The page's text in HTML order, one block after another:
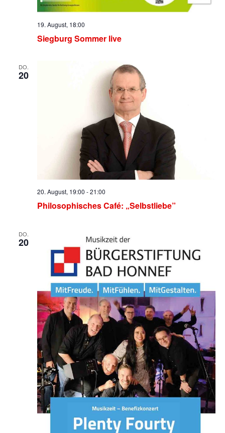
Siegburg Sommer live
19. August, 18:00
DO.
20
Philosophisches Café: „Selbstliebe”
20. August, 19:00 -21:00
DO.
20